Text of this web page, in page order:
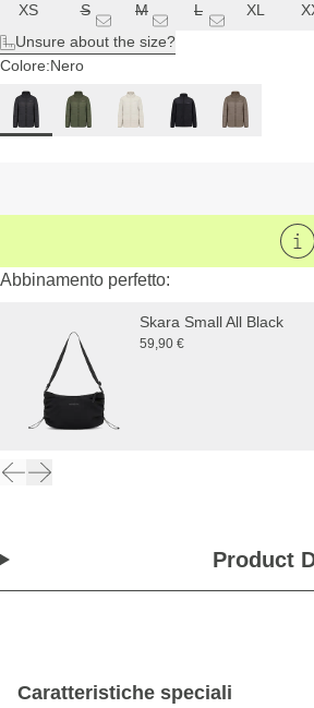
XS S M L XL
Unsure about the size?
Colore:Nero
Abbinamento perfetto:
Skara Small All Black
59,90 €
Product
Caratteristiche speciali